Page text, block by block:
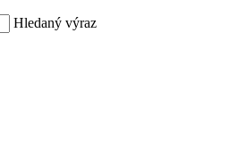
Hledaný výraz